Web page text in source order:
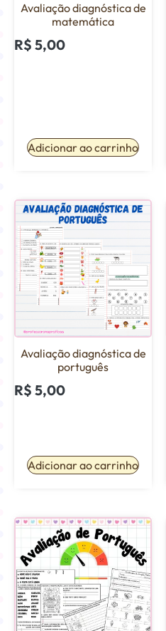
Avaliação diagnóstica de
matemática
R$ 5,00
Adicionar ao carrinho
Avaliação diagnóstica de
português
R$ 5,00
Adicionar ao carrinho